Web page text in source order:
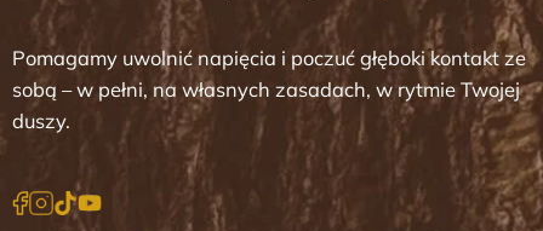
Pomagamy uwolnić napięcia i poczuć głęboki kontakt ze
sobą – w pełni, na własnych zasadach, w rytmie Twojej
duszy.